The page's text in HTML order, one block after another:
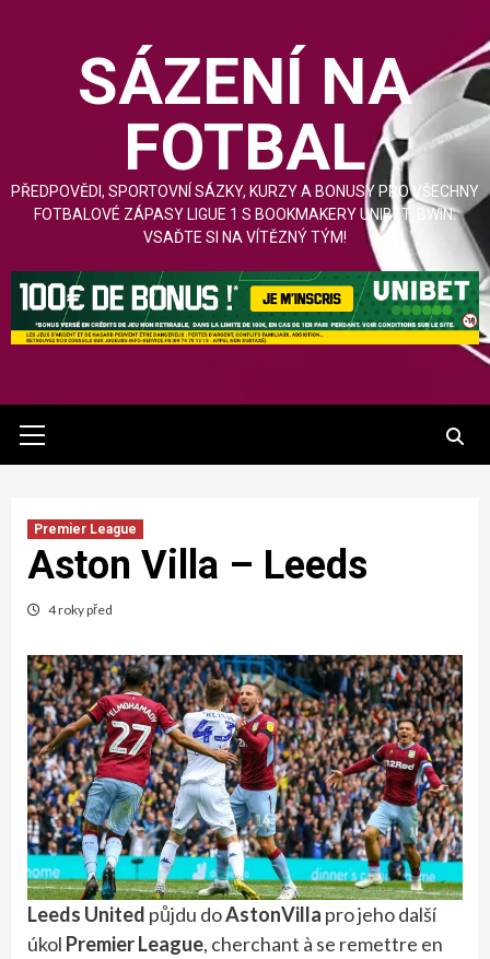
SÁZENÍ NA
FOTBAL
PŘEDPOVĚDI, SPORTOVNÍ SÁZKY, KURZY A BONUSY PRO VŠECHNY
FOTBALOVÉ ZÁPASY LIGUE 1 S BOOKMAKERY UNIBET, BWIN:
VSAĎTE SI NA VÍTĚZNÝ TÝM!
nabídka
Premier League
Aston Villa – Leeds
4 roky před
Leeds United půjdu doAstonVilla pro jeho další
úkol Premier League, cherchant à se remettre en